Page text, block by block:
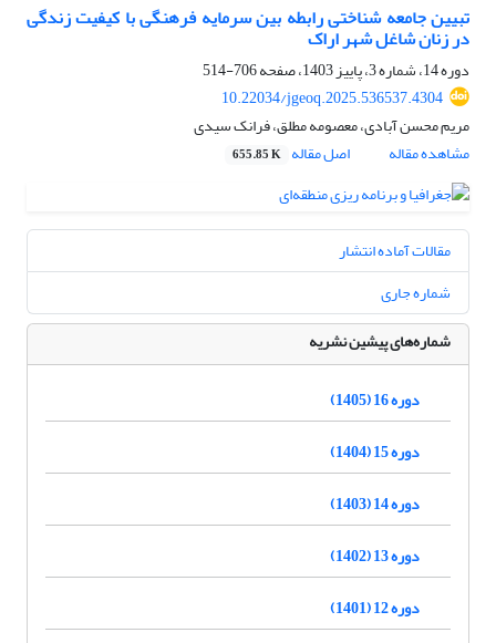
تبیین جامعه شناختی رابطه بین سرمایه فرهنگی با کیفیت زندگی
در زنان شاغل شهر اراک
دوره 14، شماره 3، پاییز 1403، صفحه
706-514
10.22034/jgeoq.2025.536537.4304
مریم محسن آبادی، معصومه مطلق، فرانک سیدی
مشاهده مقاله
اصل مقاله 655.85 K
مقالات آماده انتشار
شماره جاری
شماره‌های پیشین نشریه
دوره 16 (1405)
دوره 15 (1404)
دوره 14 (1403)
دوره 13 (1402)
دوره 12 (1401)